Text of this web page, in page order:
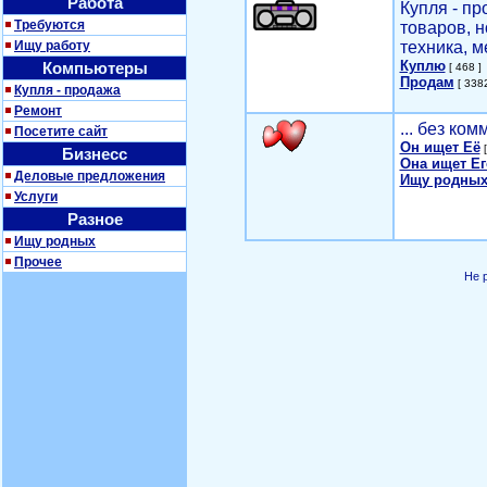
Требуются
Ищу работу
Компьютеры
Купля - продажа
Ремонт
Посетите сайт
Бизнесс
Деловые предложения
Услуги
Разное
Ищу родных
Прочее
Купля -
товаров,
техника,
Куплю[ 468 ]
Продам [
... без
Он ищет Её[
Она ищет
Ищу
Не